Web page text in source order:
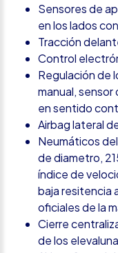
Sensores de
en los lados
Tracción
Control
Regulación de
manual,
en sentido
Airbag lateral
Neumáticos
de diametro,
índice de
baja resitencia
oficiales de la
Cierre
de los